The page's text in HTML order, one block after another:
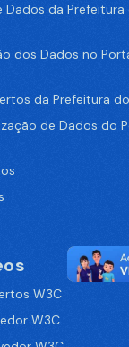
Dados da Prefeitura
dos Dados no
da Prefeitura
de Dados do
W3C
W3C